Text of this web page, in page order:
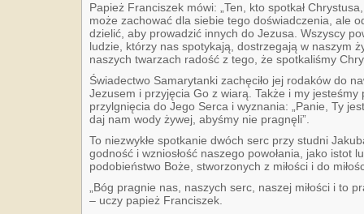
Papież Franciszek mówi: „Ten, kto spotkał
może zachować dla siebie tego doświadczenia, ale
dzielić, aby prowadzić innych do Jezusa. Wszyscy
ludzie, którzy nas spotykają, dostrzegają w naszym
naszych twarzach radość z tego, że spotkaliśmy
Świadectwo Samarytanki zachęciło jej rodaków do
Jezusem i przyjęcia Go z wiarą. Także i my jesteśmy
przylgnięcia do Jego Serca i wyznania: „Panie, Ty
daj nam wody żywej, abyśmy nie pragnęli”.
To niezwykłe spotkanie dwóch serc przy studni
godność i wzniosłość naszego powołania, jako istot
podobieństwo Boże, stworzonych z miłości i do
„Bóg pragnie nas, naszych serc, naszej miłości i to
– uczy papież Franciszek.